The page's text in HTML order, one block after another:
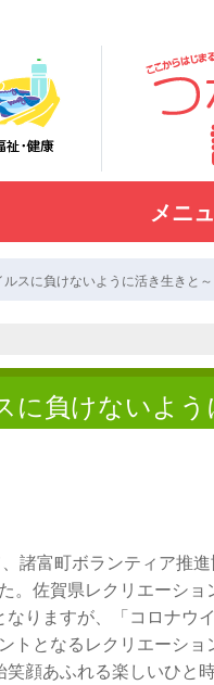
メニ
スに負けないように活き生きと～
に負けないよう
諸富町ボランティア推
。佐賀県レクリエーシ
りますが、「コロナウ
トとなるレクリエーシ
顔あふれる楽しいひと時